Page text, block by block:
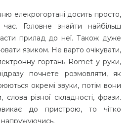
елекрогортані досить просто,
Головне знайти найбільш
прилад до неї. Також дуже
язиком. Не варто очікувати,
гортань Romet у руки,
почнете розмовляти, як
окремі звуки, потім вони
різної складності, фрази.
до пристрою, то чітко
напружуючись.